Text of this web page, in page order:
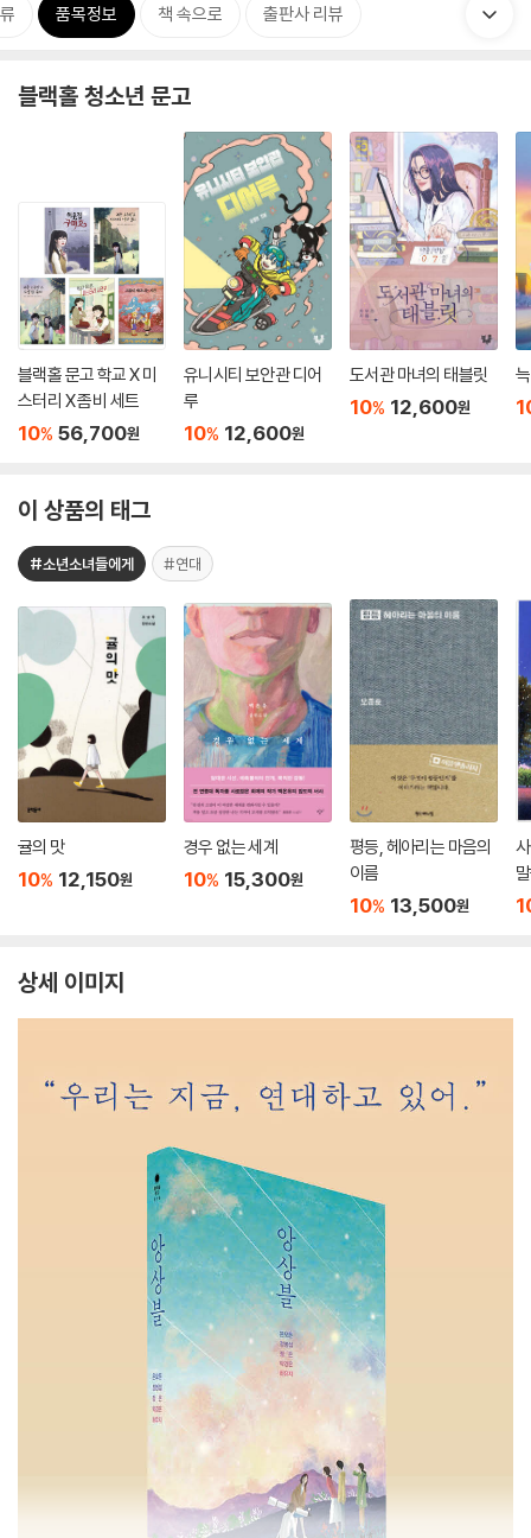
품목정보 책 속으로 출판사 리뷰
블랙홀 청소년 문고
블랙홀 문고 학교 X 미
스터리 X 좀비 세트
10% 56,700원
유니시티 보안관 디어
루
10% 12,600원
도서관 마녀의 태블릿
10% 12,600원
이 상품의 태그
#소년소녀들에게 #연대
귤의 맛
10% 12,150원
경우 없는 세계
10% 15,300원
평등, 헤아리는 마음의
이름
10% 13,500원
상세 이미지